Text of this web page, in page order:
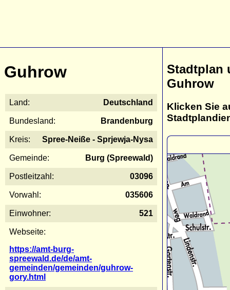
Guhrow
Land: Deutschland
Bundesland: Brandenburg
Kreis: Spree-Neiße - Sprjewja-Nysa
Gemeinde: Burg (Spreewald)
Postleitzahl: 03096
Vorwahl: 035606
Einwohner: 521
Webseite:
https://amt-burg-
spreewald.de/de/amt-
gemeinden/gemeinden/guhrow-
gory.html
Stadtplan
Guhrow
Klicken Sie